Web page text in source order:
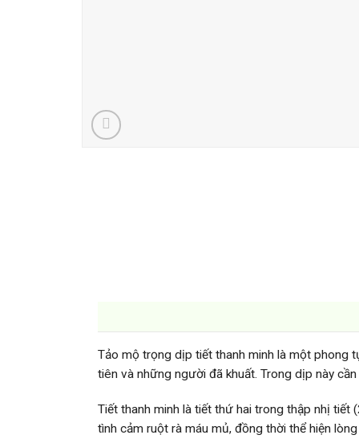
Tảo mộ trọng dịp tiết thanh minh là một phong
tiên và những người đã khuất. Trong dịp này
Tiết thanh minh là tiết thứ hai trong thập nhị tiết
tình cảm ruột rà máu mủ, đồng thời thể hiện